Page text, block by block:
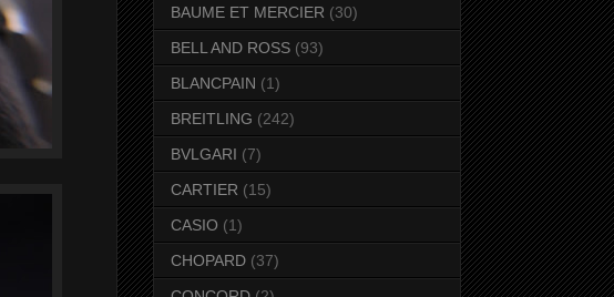
BAUME ET MERCIER (30)
BELL AND ROSS (93)
BLANCPAIN (1)
BREITLING (242)
BVLGARI (7)
CARTIER (15)
CASIO (1)
CHOPARD (37)